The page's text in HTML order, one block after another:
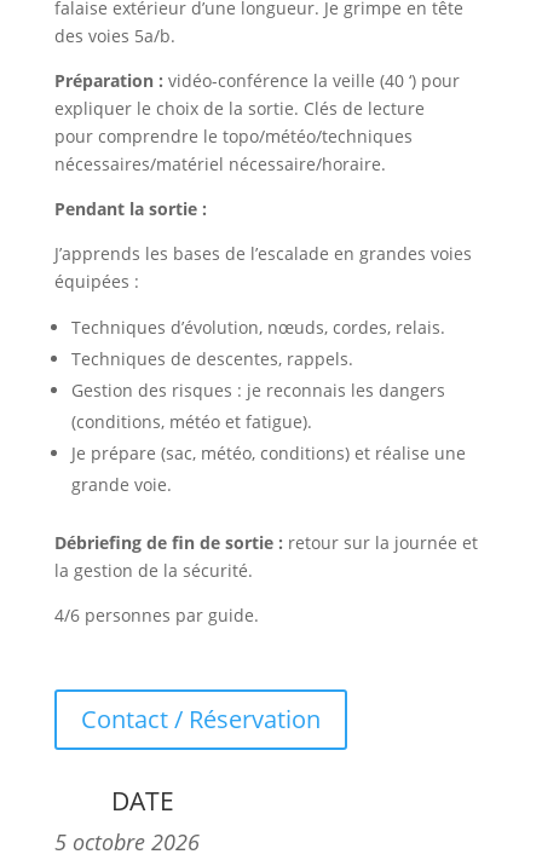
falaise extérieur d’une longueur. Je grimpe en tête
des voies 5a/b.
Préparation : vidéo-conférence la veille (40 ‘) pour
expliquer le choix de la sortie. Clés de lecture
pour comprendre le topo/météo/techniques
nécessaires/matériel nécessaire/horaire.
Pendant la sortie :
J’apprends les bases de l’escalade en grandes voies
équipées :
Techniques d’évolution, nœuds, cordes, relais.
Techniques de descentes, rappels.
Gestion des risques : je reconnais les dangers
(conditions, météo et fatigue).
Je prépare (sac, météo, conditions) et réalise une
grande voie.
Débriefing de fin de sortie : retour sur la journée et
la gestion de la sécurité.
4/6 personnes par guide.
Contact / Réservation
DATE
5 octobre 2026